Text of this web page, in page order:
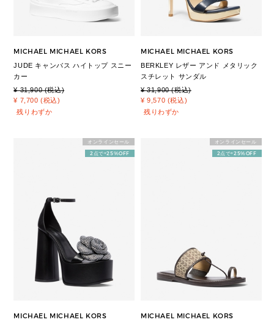
MICHAEL MICHAEL KORS
JUDE キャンバス ハイトップ スニー
カー
¥ 31,900 (税込)
¥ 7,700 (税込)
残りわずか
MICHAEL MICHAEL KORS
BERKLEY レザー アンド メタリック
スチレット サンダル
¥ 31,900 (税込)
¥ 9,570 (税込)
残りわずか
オンラインセール
2点で+25%OFF
MICHAEL MICHAEL KORS
オンラインセール
2点で+25%OFF
MICHAEL MICHAEL KORS